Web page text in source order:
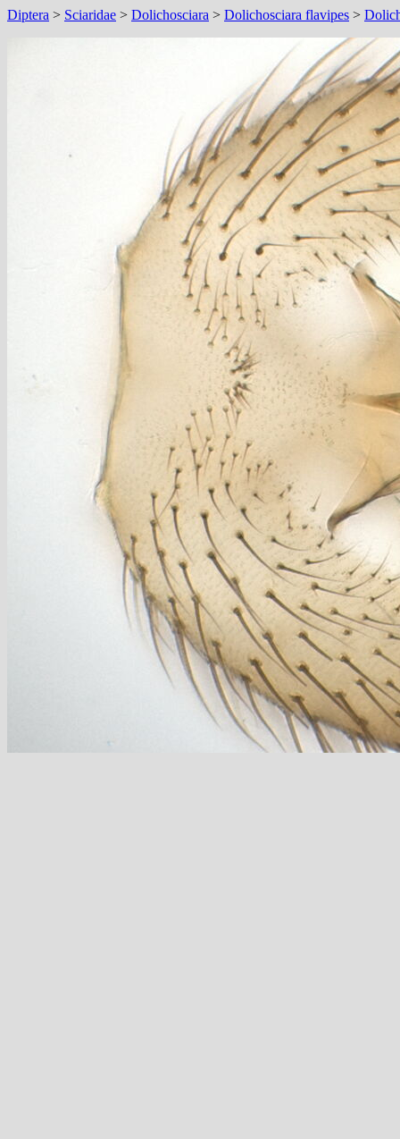
Diptera > Sciaridae > Dolichosciara > Dolichosciara flavipes >